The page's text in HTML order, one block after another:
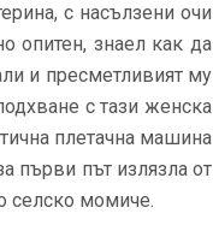
с насълзени очи
опитен, знаел как да
и пресметливият му
с тази женска
плетачна машина
първи път излязла от
селско момиче.